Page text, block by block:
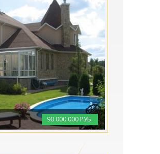
90 000 000 РУБ.